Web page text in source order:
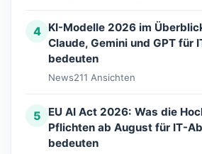
4
KI-Modelle 2026 im
Claude, Gemini und GPT für
bedeuten
News211 Ansichten
5
EU AI Act 2026: Was die
Pflichten ab August für IT-
bedeuten